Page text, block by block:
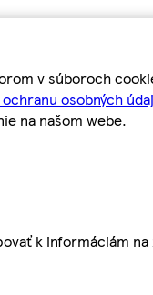
v súboroch
osobných
na našom webe.
k informáciám na